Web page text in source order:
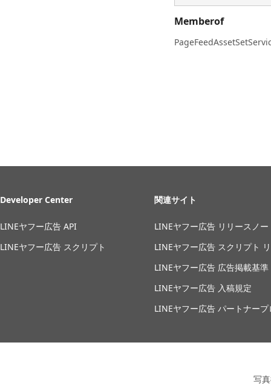
Memberof
Developer Center
LINEヤフー広告 API
LINEヤフー広告 スクリプト
関連サイト
LINEヤフー広告 リリースノー
LINEヤフー広告 スクリプト
LINEヤフー広告 広告掲載基準
LINEヤフー広告 入稿規定
LINEヤフー広告 パートナー
写